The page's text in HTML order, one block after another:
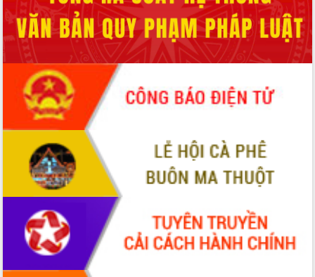
Hội thảo khoa học “Giải pháp thúc đẩy
phát triển nền kinh tế xanh tại tỉnh
Đắk Lắk”
Tăng cường giám sát, đôn đốc thực
hiện nhiệm vụ quản lý tài sản công
hàng tuần
Tháo gỡ những vướng mắc, đẩy mạnh
công tác cải cách thủ tục hành chính
tại Trung tâm Phục vụ hành chính
công tỉnh
Đắk Lắk: Tôn vinh 46 giải pháp tại Hội
thi Sáng tạo Kỹ thuật 2024 - 2025
Đắk Lắk rà soát, điều chỉnh Đề án 190
về phát triển nuôi trồng thủy sản
Phó Chủ tịch UBND tỉnh Đắk Lắk
Trương Công Thái kiểm tra thực địa
Dự án cao tốc Khánh Hòa - Buôn Ma
Thuột